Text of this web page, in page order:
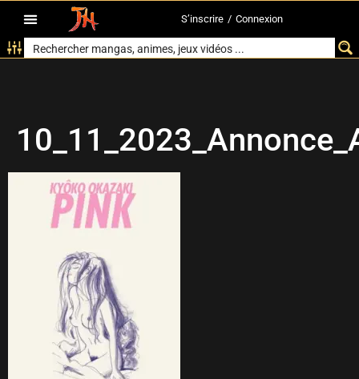
S’inscrire / Connexion